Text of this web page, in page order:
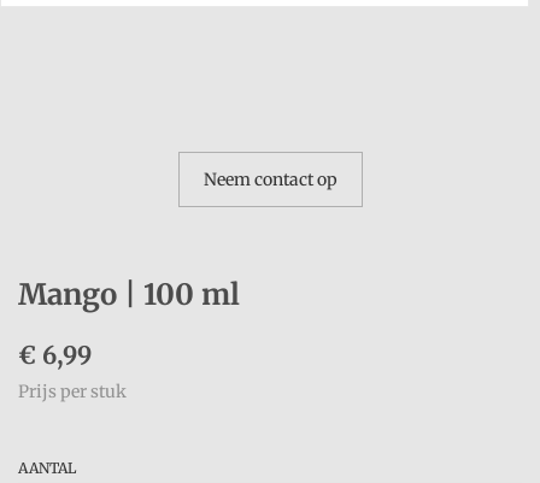
Neem contact op
Mango | 100 ml
€ 6,99
Prijs per stuk
AANTAL